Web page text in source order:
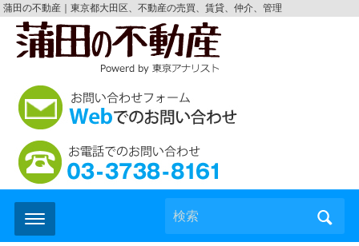
蒲田の不動産｜東京都大田区、不動産の売買、賃貸、仲介、管理
検索